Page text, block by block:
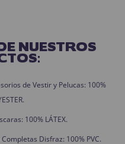
NUESTROS
de Vestir y Pelucas: 100%
100% LÁTEX.
Disfraz: 100% PVC.